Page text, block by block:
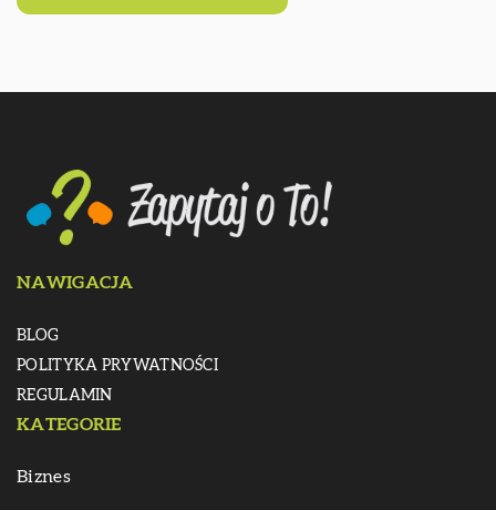
NAWIGACJA
BLOG
POLITYKA PRYWATNOŚCI
REGULAMIN
KATEGORIE
Biznes